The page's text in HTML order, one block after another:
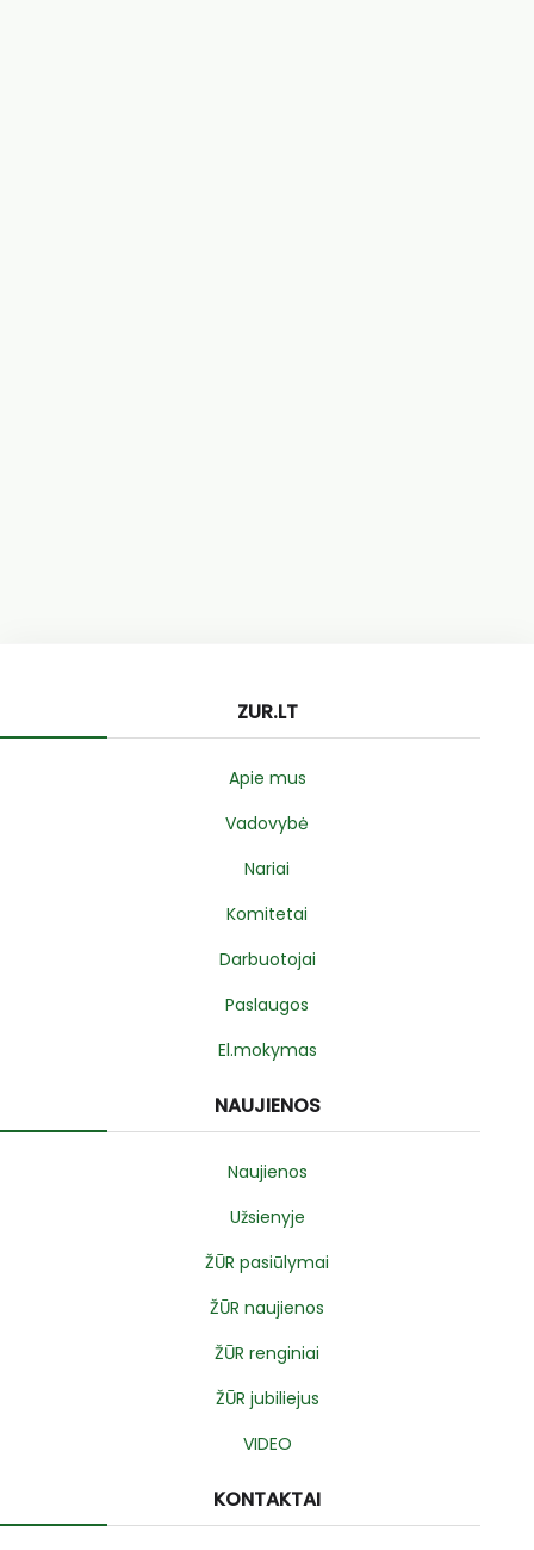
ZUR.LT
Apie mus
Vadovybė
Nariai
Komitetai
Darbuotojai
Paslaugos
El.mokymas
NAUJIENOS
Naujienos
Užsienyje
ŽŪR pasiūlymai
ŽŪR naujienos
ŽŪR renginiai
ŽŪR jubiliejus
VIDEO
KONTAKTAI